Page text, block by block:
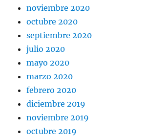
noviembre 2020
octubre 2020
septiembre 2020
julio 2020
mayo 2020
marzo 2020
febrero 2020
diciembre 2019
noviembre 2019
octubre 2019